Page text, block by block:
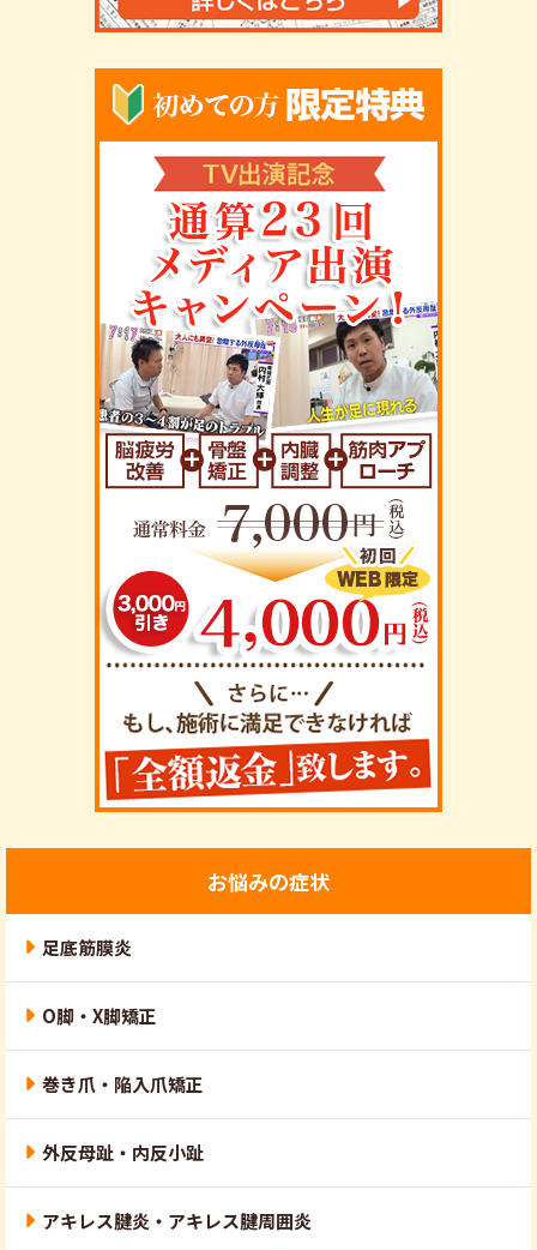
お悩みの症状
足底筋膜炎
O脚・X脚矯正
巻き爪・陥入爪矯正
外反母趾・内反小趾
アキレス腱炎・アキレス腱周囲炎